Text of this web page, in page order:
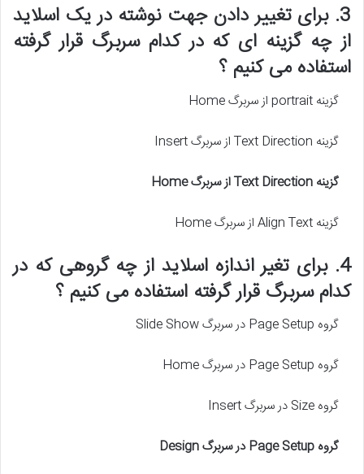
3. برای تغییر دادن جهت نوشته در یک اسلاید
از چه گزینه ای که در کدام سربرگ قرار گرفته
استفاده می کنیم ؟
گزینه portrait از سربرگ Home
گزینه Text Direction از سربرگ Insert
گزینه Text Directionاز سربرگHome
گزینه Align Text از سربرگ Home
4. برای تغیر اندازه اسلاید از چه گروهی که در
کدام سربرگ قرار گرفته استفاده می کنیم ؟
گروه Page Setup در سربرگ Slide Show
گروه Page Setup در سربرگ Home
گروه Size در سربرگ Insert
گروه Page Setupدر سربرگDesign